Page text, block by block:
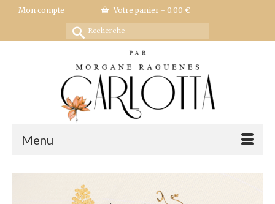
Mon compte Votre panier - 0.00 €
Rechercher :
Menu